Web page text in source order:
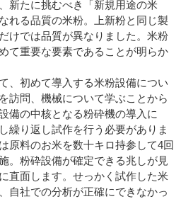
新たに挑むべき「新規用途の米
れる品質の米粉。上新粉と同じ製
けでは品質が異なりました。米粉
て重要な要素であることが明らか
、初めて導入する米粉設備につい
訪問、機械について学ぶことから
備の中核となる粉砕機の導入に
繰り返し試作を行う必要がありま
原料のお米を数十キロ持参して4回
。粉砕設備が確定できる兆しが見
直面します。せっかく試作した米
自社での分析が正確にできなかっ